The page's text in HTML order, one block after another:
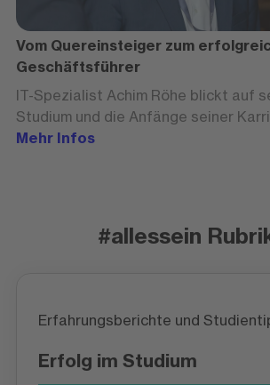
Vom Quereinsteiger zum
Geschäftsführer
IT-Spezialist Achim Röhe blickt auf
Studium und die Anfänge seiner
Mehr Infos
#allessein
Erfahrungsberichte und
Erfolg im Studium